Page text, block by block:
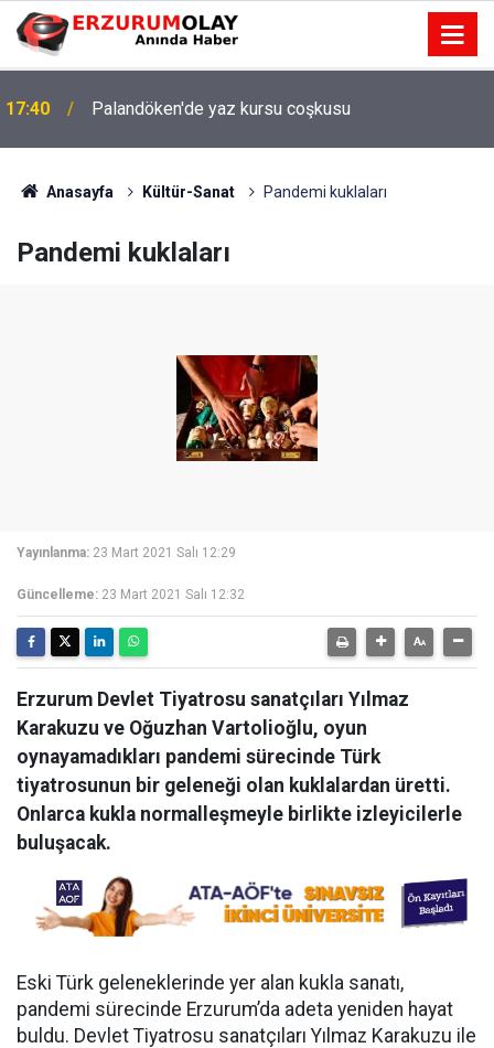
17:40 Palandöken'de yaz kursu coşkusu
Anasayfa Kültür-Sanat Pandemi kuklaları
Pandemi kuklaları
Yayınlanma: 23 Mart 2021 Salı 12:29
Güncelleme: 23 Mart 2021 Salı 12:32
Erzurum Devlet Tiyatrosu sanatçıları Yılmaz
Karakuzu ve Oğuzhan Vartolioğlu, oyun
oynayamadıkları pandemi sürecinde Türk
tiyatrosunun bir geleneği olan kuklalardan üretti.
Onlarca kukla normalleşmeyle birlikte izleyicilerle
buluşacak.
Eski Türk geleneklerinde yer alan kukla sanatı,
pandemi sürecinde Erzurum’da adeta yeniden hayat
buldu. Devlet Tiyatrosu sanatçıları Yılmaz Karakuzu ile